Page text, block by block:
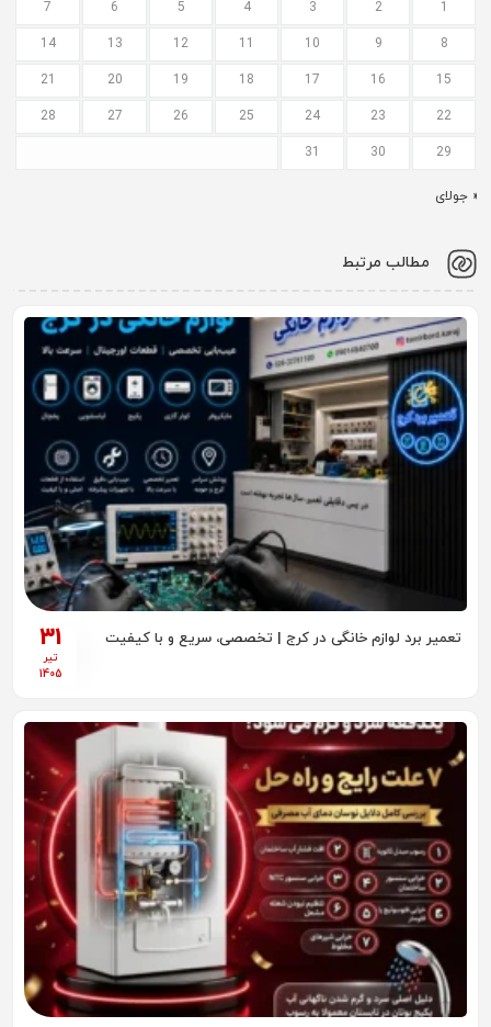
1
2
3
4
5
6
7
8
9
10
11
12
13
14
15
16
17
18
19
20
21
22
23
24
25
26
27
28
29
30
31
« جولای
مطالب مرتبط
31
تیر
1405
تعمیر برد لوازم خانگی در کرج | تخصصی، سریع و با کیفیت